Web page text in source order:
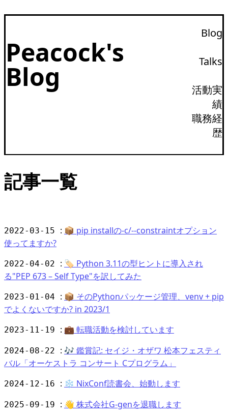
Peacock's
Blog
Blog
Talks
活動実
績
職務経
歴
記事一覧
2022-03-15 : 📦 pip installの-c/--constraintオプション
使ってますか?
2022-04-02 : 🏷️ Python 3.11の型ヒントに導入され
る"PEP 673 – Self Type"を訳してみた
2023-01-04 : 📦 そのPythonパッケージ管理、venv + pip
でよくないですか? in 2023/1
2023-11-19 : 💼 転職活動を検討しています
2024-08-22 : 🎶 鑑賞記: セイジ・オザワ 松本フェスティ
バル「オーケストラ コンサート Cプログラム」
2024-12-16 : ❄️ NixConf読書会、始動します
2025-09-19 : 👋 株式会社G-genを退職します